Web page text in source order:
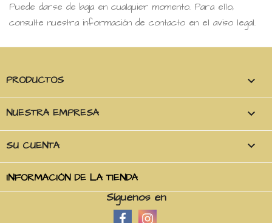
Puede darse de baja en cualquier momento. Para ello,
consulte nuestra información de contacto en el aviso legal.
PRODUCTOS 
NUESTRA EMPRESA 
SU CUENTA 
INFORMACIÓN DE LA TIENDA
Síguenos en